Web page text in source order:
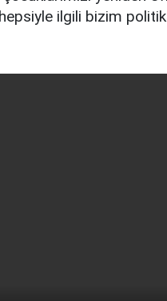
ilgili bizim